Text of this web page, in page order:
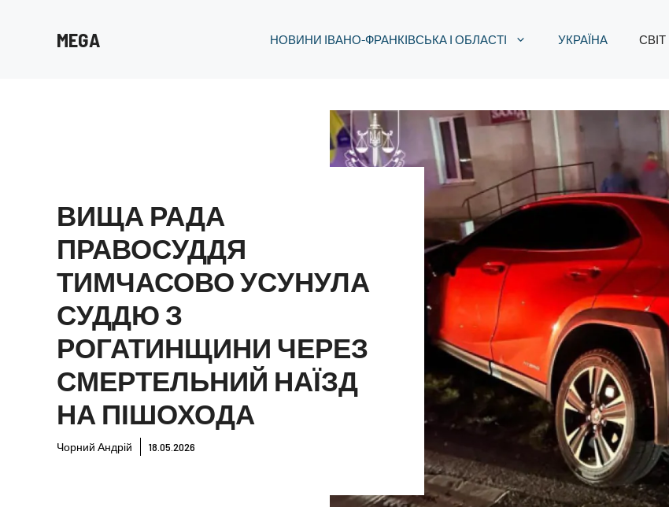
MEGA НОВИНИ ІВАНО-ФРАНКІВСЬКА І ОБЛАСТІ УКРАЇНА СВІТ
ВИЩА РАДА
ПРАВОСУДДЯ
ТИМЧАСОВО УСУНУЛА
СУДДЮ З
РОГАТИНЩИНИ ЧЕРЕЗ
СМЕРТЕЛЬНИЙ НАЇЗД
НА ПІШОХОДА
Чорний Андрій 18.05.2026